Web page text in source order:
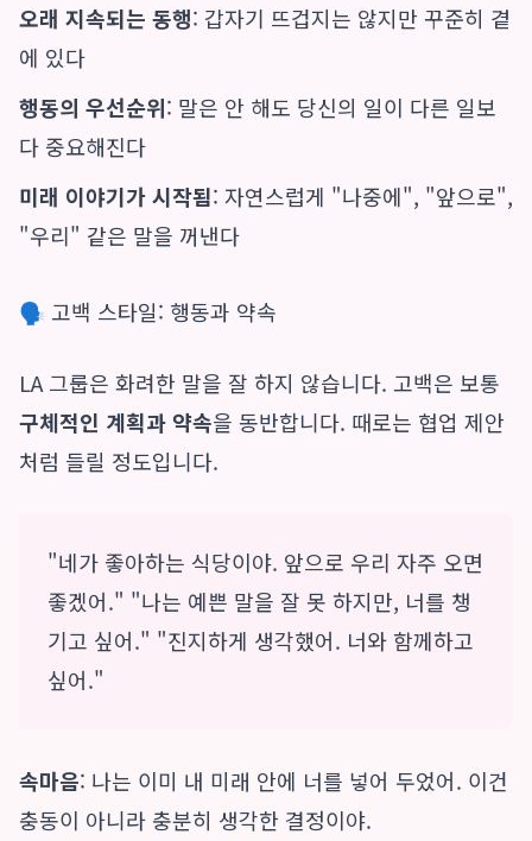
오래 지속되는 동행: 갑자기 뜨겁지는 않지만 꾸준히 곁
에 있다
행동의 우선순위: 말은 안 해도 당신의 일이 다른 일보
다 중요해진다
미래 이야기가 시작됨: 자연스럽게 "나중에", "앞으로",
"우리" 같은 말을 꺼낸다
🗣️ 고백 스타일: 행동과 약속
LA 그룹은 화려한 말을 잘 하지 않습니다. 고백은 보통
구체적인 계획과 약속을 동반합니다. 때로는 협업 제안
처럼 들릴 정도입니다.
"네가 좋아하는 식당이야. 앞으로 우리 자주 오면
좋겠어." "나는 예쁜 말을 잘 못 하지만, 너를 챙
기고 싶어." "진지하게 생각했어. 너와 함께하고
싶어."
속마음: 나는 이미 내 미래 안에 너를 넣어 두었어. 이건
충동이 아니라 충분히 생각한 결정이야.